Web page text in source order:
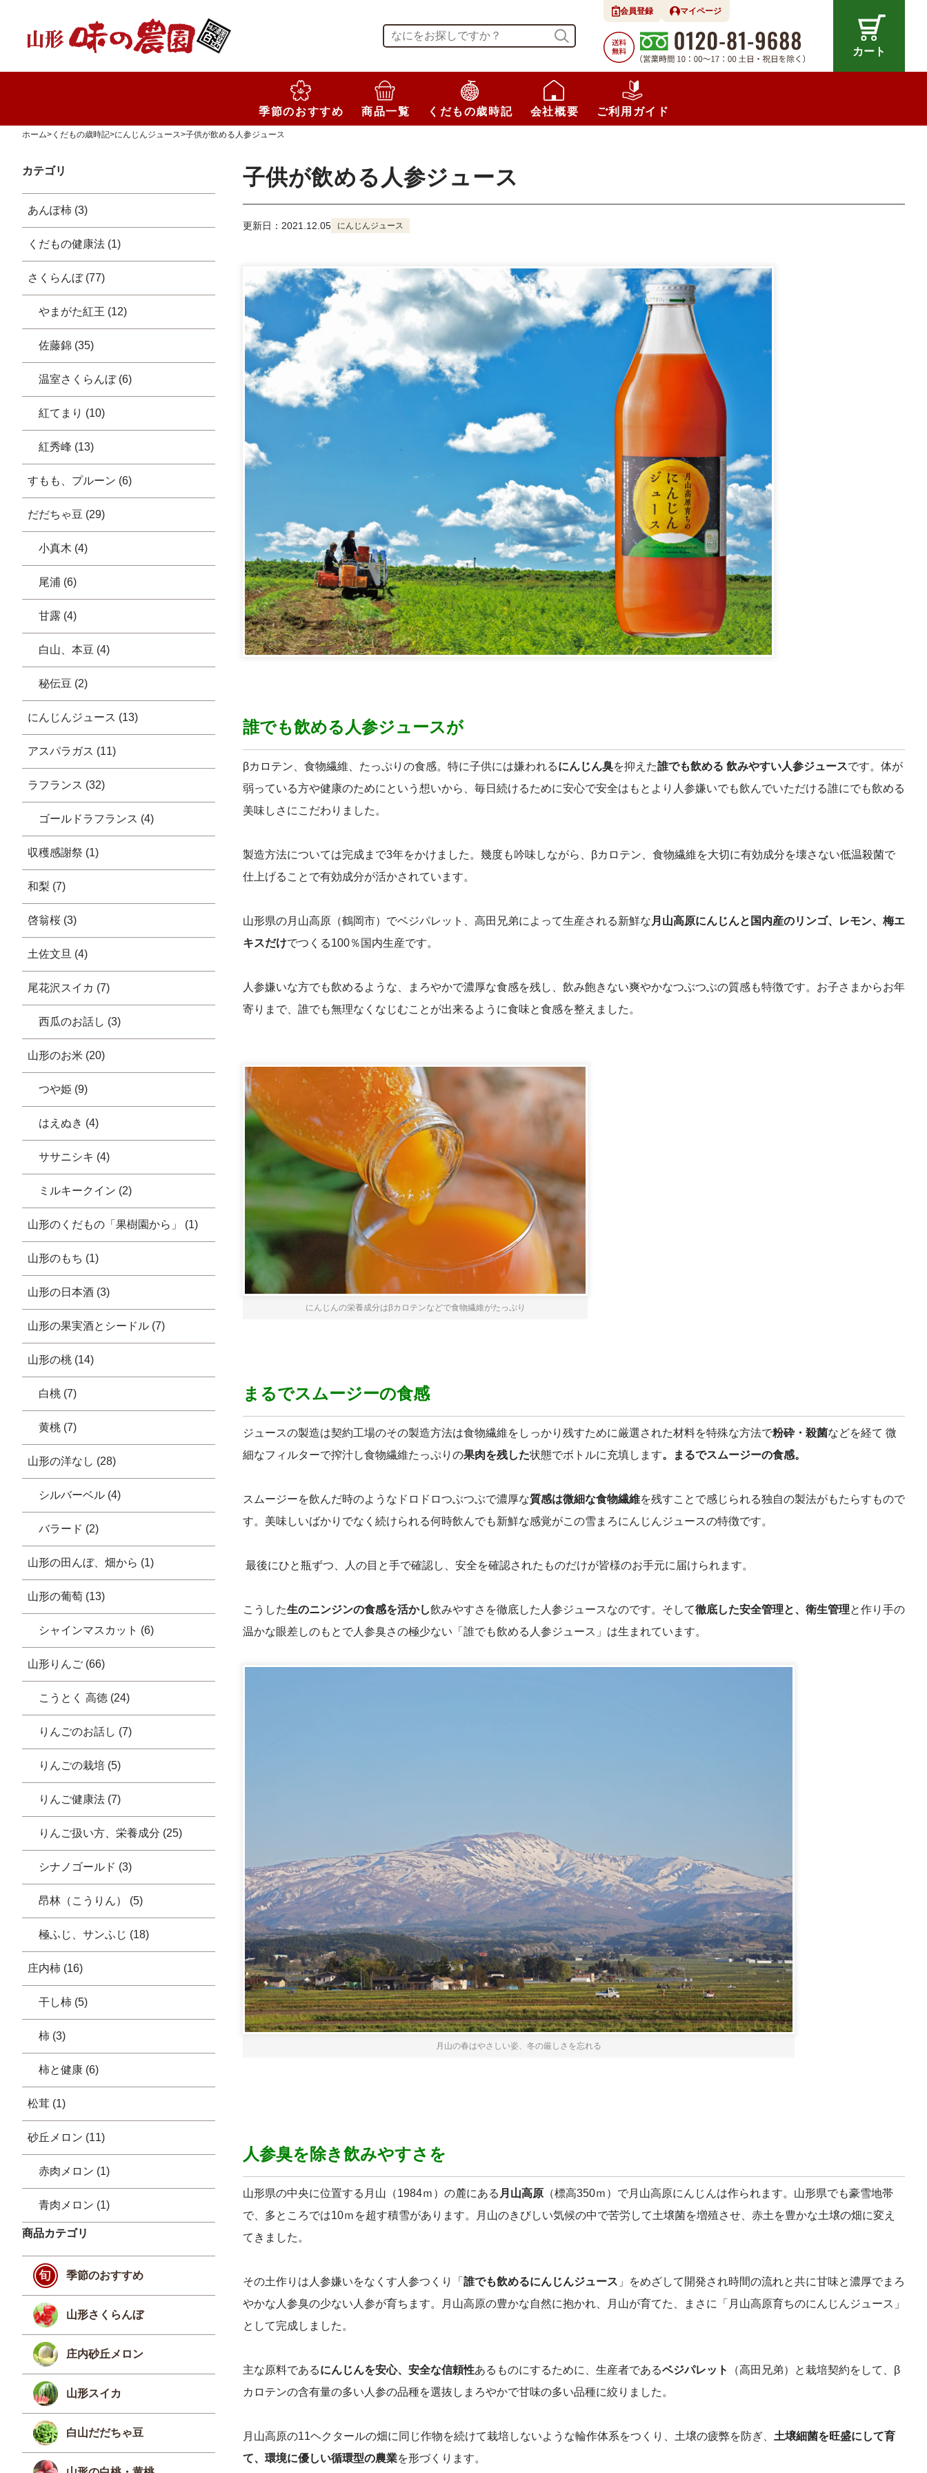
検索
会員登録 マイページ
カート
季節のおすすめ 商品一覧 くだもの歳時記 会社概要 ご利用ガイド
ホーム> くだもの歳時記>にんじんジュース>子供が飲める人参ジュース
子供が飲める人参ジュース
更新日：2021.12.05 にんじんジュース
誰でも飲める人参ジュースが
βカロテン、食物繊維、たっぷりの食感。特に子供には嫌われるにんじん臭を抑えた誰でも飲める 飲みやすい人参ジュースです。体が
弱っている方や健康のためにという想いから、毎日続けるために安心で安全はもとより人参嫌いでも飲んでいただける誰にでも飲める
美味しさにこだわりました。
製造方法については完成まで3年をかけました。幾度も吟味しながら、βカロテン、食物繊維を大切に有効成分を壊さない低温殺菌で
仕上げることで有効成分が活かされています。
山形県の月山高原（鶴岡市）でベジパレット、高田兄弟によって生産される新鮮な 月山高原にんじんと国内産のリンゴ、レモン、梅エ
キスだけでつくる100％国内生産です。
人参嫌いな方でも飲めるような、まろやかで濃厚な食感を残し、飲み飽きない爽やかなつぶつぶの質感も特徴です。お子さまからお年
寄りまで、誰でも無理なくなじむことが出来るように食味と食感を整えました。
にんじんの栄養成分はβカロテンなどで食物繊維がたっぷり
まるでスムージーの食感
ジュースの製造は契約工場のその製造方法は食物繊維をしっかり残すために厳選された材料を特殊な方法で粉砕・殺菌などを経て 微
細なフィルターで搾汁し食物繊維たっぷりの果肉を残した状態でボトルに充填します。まるでスムージーの食感。
スムージーを飲んだ時のようなドロドロつぶつぶで濃厚な質感は微細な食物繊維を残すことで感じられる独自の製法がもたらすもので
す。美味しいばかりでなく続けられる何時飲んでも新鮮な感覚がこの雪まろにんじんジュースの特徴です。
最後にひと瓶ずつ、人の目と手で確認し、安全を確認されたものだけが皆様のお手元に届けられます。
こうした生のニンジンの食感を活かし飲みやすさを徹底した人参ジュースなのです。そして徹底した安全管理と、衛生管理と作り手の
温かな眼差しのもとで人参臭さの極少ない「誰でも飲める人参ジュース」は生まれています。
月山の春はやさしい姿、冬の厳しさを忘れる
人参臭を除き飲みやすさを
山形県の中央に位置する月山（1984ｍ）の麓にある 月山高原 （標高350ｍ）で月山高原にんじんは作られます。山形県でも豪雪地帯
で、多ところでは10ｍを超す積雪があります。月山のきびしい気候の中で苦労して土壌菌を増殖させ、赤土を豊かな土壌の畑に変え
てきました。
その土作りは人参嫌いをなくす人参つくり「 誰でも飲めるにんじんジュース 」をめざして開発され時間の流れと共に甘味と濃厚でまろ
やかな人参臭の少ない人参が育ちます。月山高原の豊かな自然に抱かれ、月山が育てた、まさに「月山高原育ちのにんじんジュース」
として完成しました。
主な原料であるにんじんを安心、安全な信頼性あるものにするために、生産者であるベジパレット
（高田兄弟）と栽培契約をして、β
カロテンの含有量の多い人参の品種を選抜しまろやかで甘味の多い品種に絞りました。
月山高原の11ヘクタールの畑に同じ作物を続けて栽培しないような輪作体系をつくり、土壌の疲弊を防ぎ、 土壌細菌を旺盛にして育
て、環境に優しい循環型の農業を形づくります。
カテゴリ
あんぽ柿 (3)
くだもの健康法 (1)
さくらんぼ (77)
やまがた紅王 (12)
佐藤錦 (35)
温室さくらんぼ (6)
紅てまり (10)
紅秀峰 (13)
すもも、プルーン (6)
だだちゃ豆 (29)
小真木 (4)
尾浦 (6)
甘露 (4)
白山、本豆 (4)
秘伝豆 (2)
にんじんジュース (13)
アスパラガス (11)
ラフランス (32)
ゴールドラフランス (4)
収穫感謝祭 (1)
和梨 (7)
啓翁桜 (3)
土佐文旦 (4)
尾花沢スイカ (7)
西瓜のお話し (3)
山形のお米 (20)
つや姫 (9)
はえぬき (4)
ササニシキ (4)
ミルキークイン (2)
山形のくだもの「果樹園から」 (1)
山形のもち (1)
山形の日本酒 (3)
山形の果実酒とシードル (7)
山形の桃 (14)
白桃 (7)
黄桃 (7)
山形の洋なし (28)
シルバーベル (4)
バラード (2)
山形の田んぼ、畑から (1)
山形の葡萄 (13)
シャインマスカット (6)
山形りんご (66)
こうとく 高徳 (24)
りんごのお話し (7)
りんごの栽培 (5)
りんご健康法 (7)
りんご扱い方、栄養成分 (25)
シナノゴールド (3)
昂林（こうりん） (5)
極ふじ、サンふじ (18)
庄内柿 (16)
干し柿 (5)
柿 (3)
柿と健康 (6)
松茸 (1)
砂丘メロン (11)
赤肉メロン (1)
青肉メロン (1)
商品カテゴリ
季節のおすすめ
山形さくらんぼ
庄内砂丘メロン
山形スイカ
白山だだちゃ豆